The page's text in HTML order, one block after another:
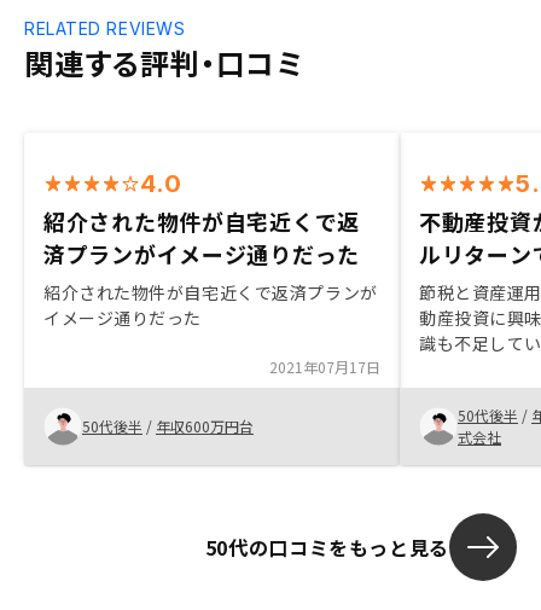
関連する評判・口コミ
RELATED REVIEWS
4.0
紹介された物件が自宅近くで返
済プランがイメージ通りだった
紹介された物件が自宅近くで返済プランが
イメージ通りだった
2021年07月17日
50代後半 / 年収600万円台
不動産投資
ルリターン
節税と資産運
動産投資に興
識も不足して
ろ説明をして
理由が見つか
50代後半 /
式会社
50代の口コミをもっと見る